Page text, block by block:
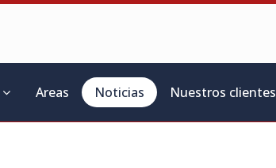
Areas Noticias Nuestros clientes